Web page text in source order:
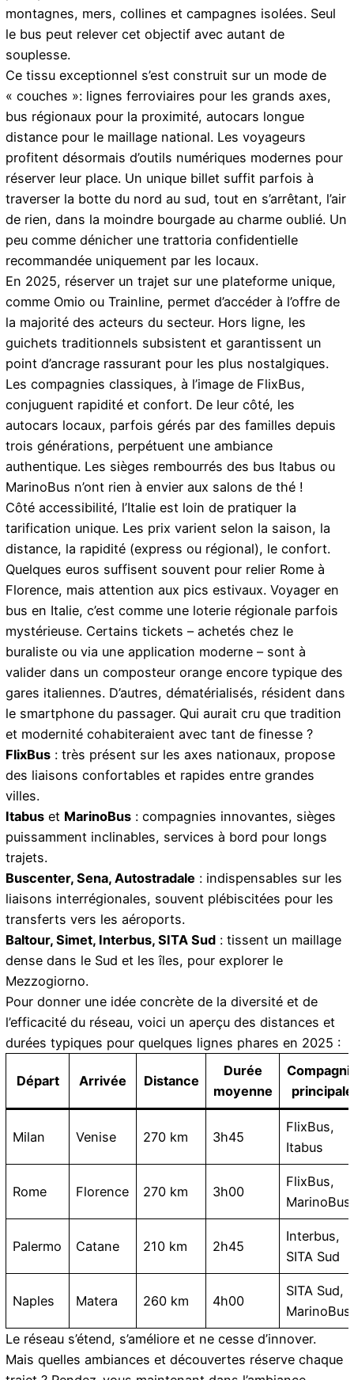
montagnes, mers, collines et campagnes isolées. Seul
le bus peut relever cet objectif avec autant de
souplesse.
Ce tissu exceptionnel s’est construit sur un mode de
« couches »: lignes ferroviaires pour les grands axes,
bus régionaux pour la proximité, autocars longue
distance pour le maillage national. Les voyageurs
profitent désormais d’outils numériques modernes pour
réserver leur place. Un unique billet suffit parfois à
traverser la botte du nord au sud, tout en s’arrêtant, l’air
de rien, dans la moindre bourgade au charme oublié. Un
peu comme dénicher une trattoria confidentielle
recommandée uniquement par les locaux.
En 2025, réserver un trajet sur une plateforme unique,
comme Omio ou Trainline, permet d’accéder à l’offre de
la majorité des acteurs du secteur. Hors ligne, les
guichets traditionnels subsistent et garantissent un
point d’ancrage rassurant pour les plus nostalgiques.
Les compagnies classiques, à l’image de FlixBus,
conjuguent rapidité et confort. De leur côté, les
autocars locaux, parfois gérés par des familles depuis
trois générations, perpétuent une ambiance
authentique. Les sièges rembourrés des bus Itabus ou
MarinoBus n’ont rien à envier aux salons de thé !
Côté accessibilité, l’Italie est loin de pratiquer la
tarification unique. Les prix varient selon la saison, la
distance, la rapidité (express ou régional), le confort.
Quelques euros suffisent souvent pour relier Rome à
Florence, mais attention aux pics estivaux. Voyager en
bus en Italie, c’est comme une loterie régionale parfois
mystérieuse. Certains tickets – achetés chez le
buraliste ou via une application moderne – sont à
valider dans un composteur orange encore typique des
gares italiennes. D’autres, dématérialisés, résident dans
le smartphone du passager. Qui aurait cru que tradition
et modernité cohabiteraient avec tant de finesse ?
FlixBus : très présent sur les axes nationaux, propose
des liaisons confortables et rapides entre grandes
villes.
Itabus et MarinoBus : compagnies innovantes, sièges
puissamment inclinables, services à bord pour longs
trajets.
Buscenter, Sena, Autostradale : indispensables sur les
liaisons interrégionales, souvent plébiscitées pour les
transferts vers les aéroports.
Baltour, Simet, Interbus, SITA Sud : tissent un maillage
dense dans le Sud et les îles, pour explorer le
Mezzogiorno.
Pour donner une idée concrète de la diversité et de
l’efficacité du réseau, voici un aperçu des distances et
durées typiques pour quelques lignes phares en 2025 :
Départ Arrivée Distance
Durée
moyenne
Milan Venise 270 km 3h45
FlixBus,
Itabus
Rome Florence 270 km 3h00
FlixBus,
MarinoBus
Palermo Catane 210 km 2h45
Interbus,
SITA Sud
Naples Matera 260 km 4h00
SITA Sud,
MarinoBus
Le réseau s’étend, s’améliore et ne cesse d’innover.
Mais quelles ambiances et découvertes réserve chaque